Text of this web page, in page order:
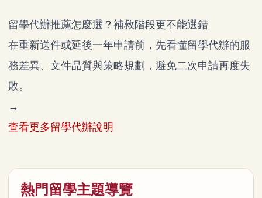
留學代辦推薦怎麼選？補救階段更不能選錯
在重新送件或延後一年申請前，先看懂留學代辦的服
務差異、文件品質與策略規劃，避免二次申請再度失
敗。
→
查看更多留學代辦說明
熱門留學主題導覽